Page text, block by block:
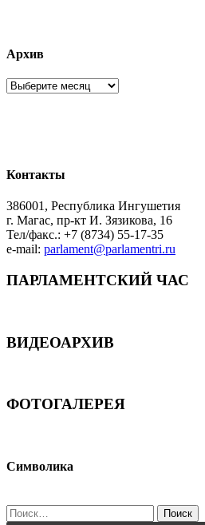
Архив
Архив
Контакты
386001, Республика Ингушетия
г. Магас, пр-кт И. Зязикова, 16
Тел/факс.: +7 (8734) 55-17-35
e-mail: parlament@parlamentri.ru
ПАРЛАМЕНТСКИЙ ЧАС
ВИДЕОАРХИВ
ФОТОГАЛЕРЕЯ
Символика
Найти: